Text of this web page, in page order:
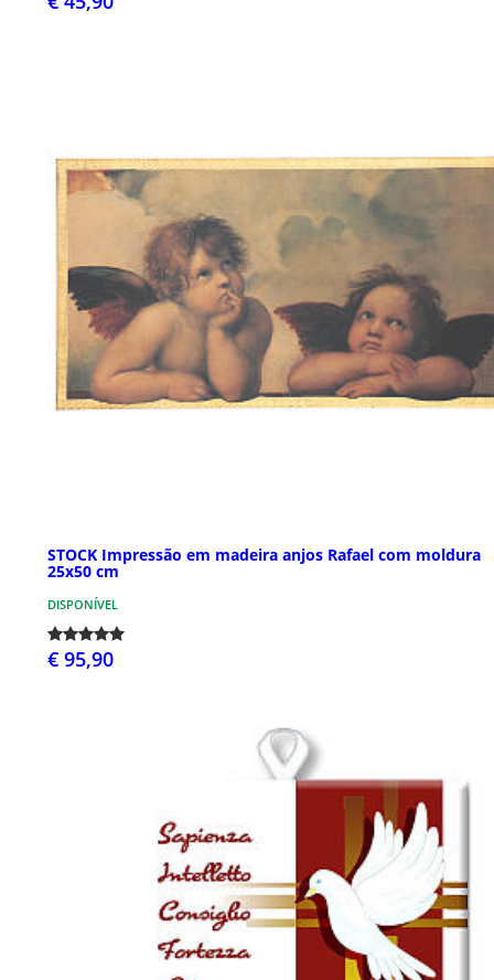
STOCK Impressão em madeira anjos Rafael com moldura
25x50 cm
DISPONÍVEL
€ 95,90